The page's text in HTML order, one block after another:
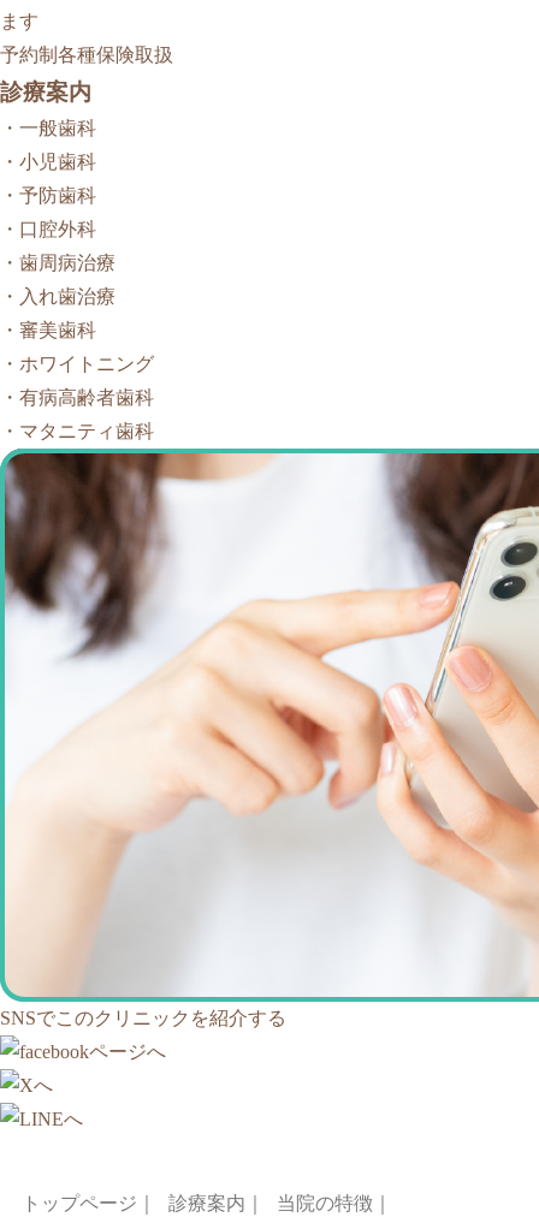
ます
予約制 各種保険取扱
診療案内
・ 一般歯科
・ 小児歯科
・ 予防歯科
・ 口腔外科
・ 歯周病治療
・ 入れ歯治療
・ 審美歯科
・ ホワイトニング
・ 有病高齢者歯科
・ マタニティ歯科
SNSでこのクリニックを紹介する
トップページ｜ 診療案内｜
当院の特徴｜